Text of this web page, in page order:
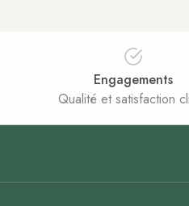
Engagements
Qualité et satisfaction